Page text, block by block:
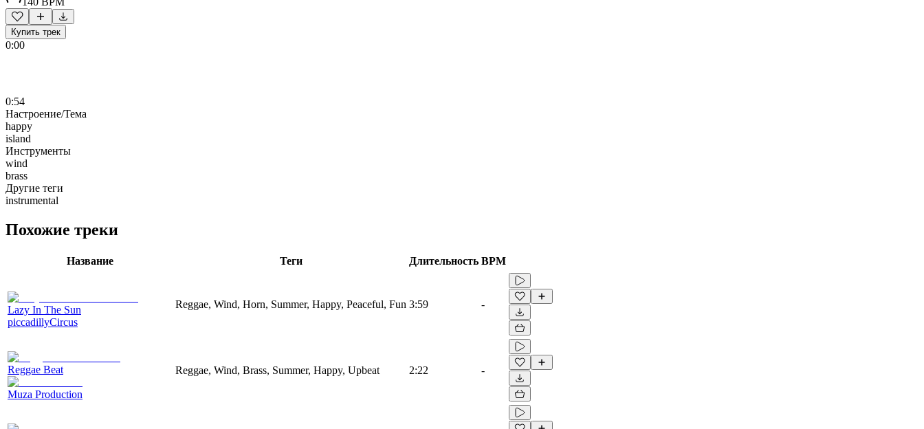
Купить трек
0:00
0:54
Настроение/Тема
happy
island
Инструменты
wind
brass
Другие теги
instrumental
Похожие треки
Название Теги Длительность BPM
Lazy In The Sun
piccadillyCircus
Reggae, Wind, Horn, Summer, Happy, Peaceful, Fun 3:59 -
Reggae Beat
Muza Production
Reggae, Wind, Brass, Summer, Happy, Upbeat 2:22 -